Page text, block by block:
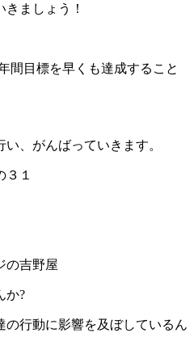
ましょう！
間目標を早くも達成すること
、がんばっていきます。
１
の吉野屋
か?
の行動に影響を及ぼしているん